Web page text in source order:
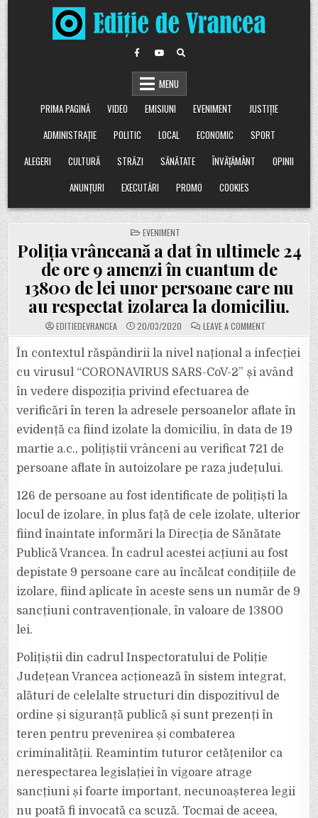
Skip
to
content
MENU
PRIMA PAGINĂ
VIDEO EMISIUNI EVENIMENT
JUSTIȚIE
ADMINISTRAȚIE
POLITIC LOCAL ECONOMIC
SPORT
ALEGERI
CULTURĂ STRĂZI SĂNĂTATE ÎNVĂȚĂMÂNT
OPINII
ANUNȚURI
EXECUTĂRI PROMO COOKIES
POSTED
IN
EVENIMENT
Poliția vrânceană a dat în ultimele 24
de ore 9 amenzi în cuantum de
13800 de lei unor persoane care nu
au respectat izolarea la domiciliu.
EDITIEDEVRANCEA 20/03/2020 LEAVE A COMMENT
POLIȚIA
A
DAT
ÎN
ULTIMELE
9
ÎN
CUANTUM
DE
13800
DE
LEI
CARE
AU
RESPECTAT
IZOLAREA
LA
DOMICILIU.
În contextul răspândirii la nivel național a infecției
cu virusul “CORONAVIRUS SARS-CoV-2” și având
în vedere dispoziția privind efectuarea de
verificări în teren la adresele persoanelor aflate în
evidență ca fiind izolate la domiciliu, în data de 19
martie a.c., polițiștii vrânceni au verificat 721 de
persoane aflate în autoizolare pe raza județului.
126 de persoane au fost identificate de polițiști la
locul de izolare, în plus față de cele izolate, ulterior
fiind înaintate informări la Direcția de Sănătate
Publică Vrancea. În cadrul acestei acțiuni au fost
depistate 9 persoane care au încălcat condițiile de
izolare, fiind aplicate în aceste sens un număr de 9
sancțiuni contravenționale, în valoare de 13800
lei.
Polițiștii din cadrul Inspectoratului de Poliție
Județean Vrancea acționează în sistem integrat,
alături de celelalte structuri din dispozitivul de
ordine și siguranță publică și sunt prezenți în
teren pentru prevenirea și combaterea
criminalității. Reamintim tuturor cetățenilor ca
nerespectarea legislației în vigoare atrage
sancțiuni și foarte important, necunoașterea legii
nu poată fi invocată ca scuză. Tocmai de aceea,